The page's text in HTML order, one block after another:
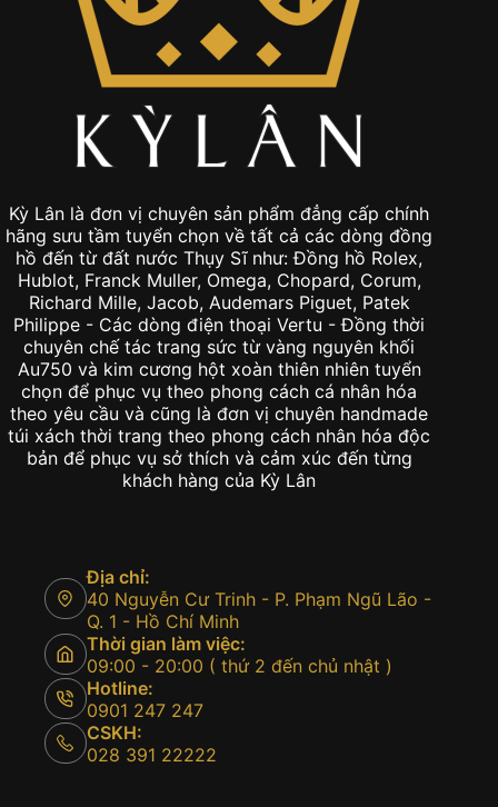
Kỳ Lân là đơn vị chuyên sản phẩm đẳng cấp chính
hãng sưu tầm tuyển chọn về tất cả các dòng đồng
hồ đến từ đất nước Thụy Sĩ như: Đồng hồ Rolex,
Hublot, Franck Muller, Omega, Chopard, Corum,
Richard Mille, Jacob, Audemars Piguet, Patek
Philippe - Các dòng điện thoại Vertu - Đồng thời
chuyên chế tác trang sức từ vàng nguyên khối
Au750 và kim cương hột xoàn thiên nhiên tuyển
chọn để phục vụ theo phong cách cá nhân hóa
theo yêu cầu và cũng là đơn vị chuyên handmade
túi xách thời trang theo phong cách nhân hóa độc
bản để phục vụ sở thích và cảm xúc đến từng
khách hàng của Kỳ Lân
Địa chỉ:
40 Nguyễn Cư Trinh - P. Phạm Ngũ Lão -
Q. 1 - Hồ Chí Minh
Thời gian làm việc:
09:00 - 20:00 ( thứ 2 đến chủ nhật )
Hotline:
0901 247 247
CSKH:
028 391 22222